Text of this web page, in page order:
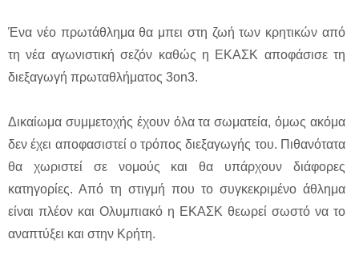
Ένα νέο πρωτάθλημα θα μπει στη ζωή των κρητικών από
τη νέα αγωνιστική σεζόν καθώς η ΕΚΑΣΚ αποφάσισε τη
διεξαγωγή πρωταθλήματος 3on3.
Δικαίωμα συμμετοχής έχουν όλα τα σωματεία, όμως ακόμα
δεν έχει αποφασιστεί ο τρόπος διεξαγωγής του. Πιθανότατα
θα χωριστεί σε νομούς και θα υπάρχουν διάφορες
κατηγορίες. Από τη στιγμή που το συγκεκριμένο άθλημα
είναι πλέον και Ολυμπιακό η ΕΚΑΣΚ θεωρεί σωστό να το
αναπτύξει και στην Κρήτη.